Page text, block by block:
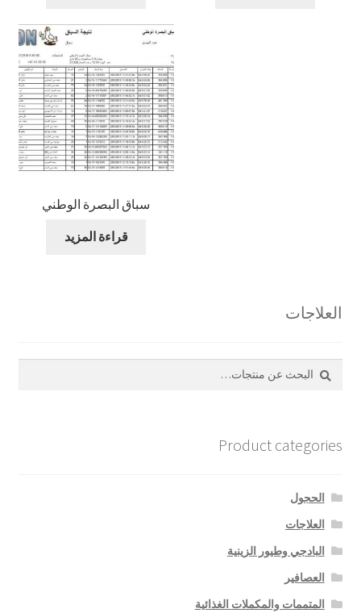
سباق البصرة الوطني
قراءة المزيد
العلاجات
عن:
Product categories
الحجول
العلاجات
البادجي وطيور الزينية
العصافير
المتممات والمكملات الغذائية